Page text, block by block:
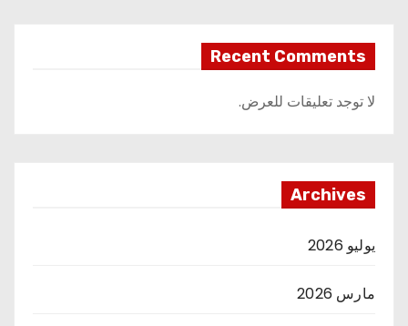
Recent Comments
لا توجد تعليقات للعرض.
Archives
يوليو 2026
مارس 2026